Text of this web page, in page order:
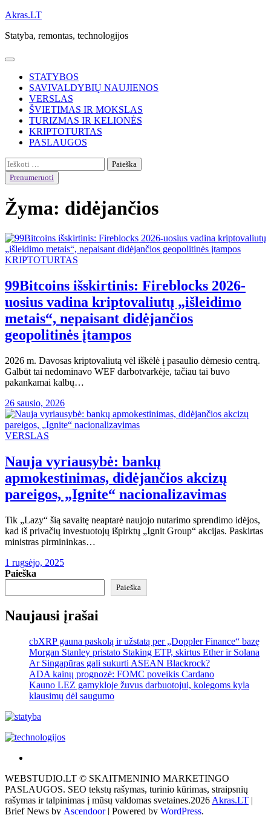
Skip
content
Akras.LT
Statyba, remontas, technologijos
STATYBOS
SAVIVALDYBIŲ NAUJIENOS
VERSLAS
ŠVIETIMAS IR MOKSLAS
TURIZMAS IR KELIONĖS
KRIPTOTURTAS
PASLAUGOS
Ieškoti:
Prenumeruoti
Žyma: didėjančios
KRIPTOTURTAS
99Bitcoins išskirtinis: Fireblocks 2026-
uosius vadina kriptovaliutų „išleidimo
metais“, nepaisant didėjančios
geopolitinės įtampos
2026 m. Davosas kriptovaliutą vėl iškėlė į pasaulio dėmesio centrą.
Galbūt tai nedominavo WEF darbotvarkėje, tačiau tai buvo
pakankamai kalbų…
26 sausio, 2026
VERSLAS
Nauja vyriausybė: bankų
apmokestinimas, didėjančios akcizų
pareigos, „Ignite“ nacionalizavimas
Tik „Lazy“ šią savaitę neaptarė naujojo nutarimo sprendimo idėjos,
kad iš privačių investuotojų išpirktų „Ignit Group“ akcijas. Paskirtas
ministras pirmininkas…
1 rugsėjo, 2025
Paieška
Paieška
Naujausi įrašai
cbXRP gauna paskolą ir užstatą per „Doppler Finance“ bazę
Morgan Stanley pristato Staking ETP, skirtus Ether ir Solana
Ar Singapūras gali sukurti ASEAN Blackrock?
ADA kainų prognozė: FOMC poveikis Cardano
Kauno LEZ gamykloje žuvus darbuotojui, kolegoms kyla
klausimų dėl saugumo
tai
žemės
ploto
matavimo
WEBSTUDIO.LT © SKAITMENINIO MARKETINGO
PASLAUGOS. SEO tekstų rašymas, turinio kūrimas, straipsnių
rašymas ir talpinimas į mūsų valdomas svetaines.2026 Akras.LT |
Brief News by Ascendoor| Powered by WordPress.